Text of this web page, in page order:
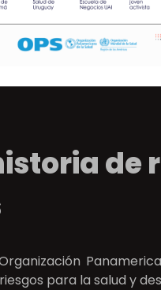
de
para la salud y